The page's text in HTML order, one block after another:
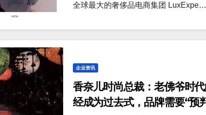
全球最大的奢侈品电商集团 LuxExpe…
企业资讯
香奈儿时尚总裁：老佛爷时
经成为过去式，品牌需要“预